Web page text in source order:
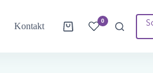
Kontakt Warenkorb
0